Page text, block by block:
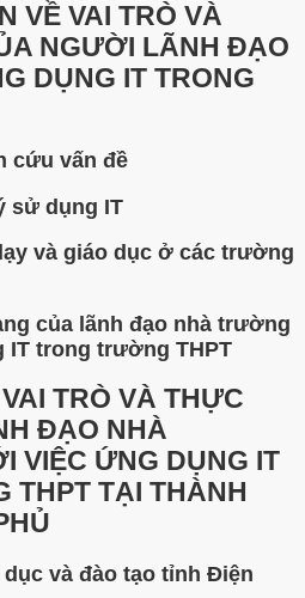
VỀ VAI TRÒ VÀ
NGƯỜI LÃNH ĐẠO
DỤNG IT TRONG
cứu vấn đề
sử dụng IT
và giáo dục ở các trường
của lãnh đạo nhà trường
trong trường THPT
TRÒ VÀ THỰC
ĐẠO NHÀ
VIỆC ỨNG DỤNG IT
THPT TẠI THÀNH
và đào tạo tỉnh Điện